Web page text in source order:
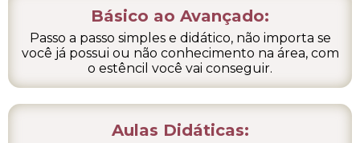
Básico ao Avançado:
Passo a passo simples e didático, não importa se
você já possui ou não conhecimento na área, com
o estêncil você vai conseguir.
Aulas Didáticas​: